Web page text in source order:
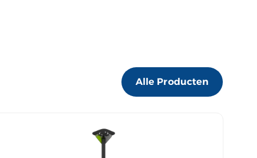
Alle Producten